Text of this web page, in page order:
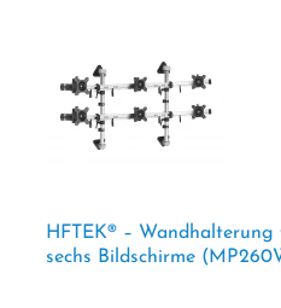
HFTEK® – Wandhalterung
sechs Bildschirme